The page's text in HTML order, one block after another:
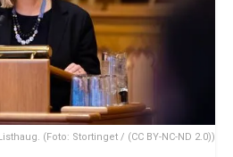
(Foto: Stortinget / (CC BY-NC-ND 2.0))